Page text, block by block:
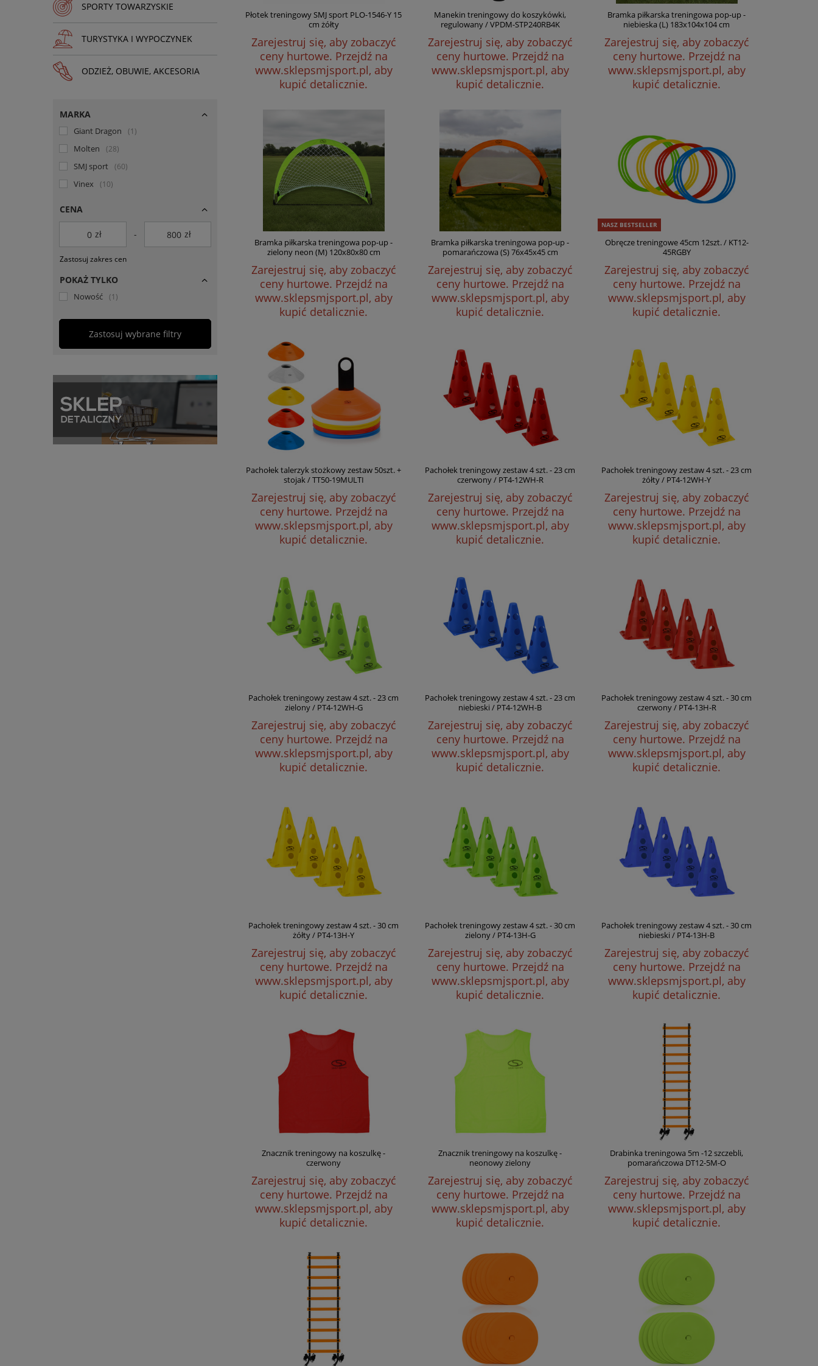
SPORTY TOWARZYSKIE
TURYSTYKA I WYPOCZYNEK
ODZIEŻ, OBUWIE, AKCESORIA
MARKA
Giant Dragon 1
Molten 28
SMJ sport 60
Vinex 10
CENA
zł - zł
Zastosuj zakres cen
POKAŻ TYLKO
Nowość 1
Zastosuj wybrane filtry
Płotek treningowy SMJ sport PLO-1546-Y 15
cm żółty
Zarejestruj się, aby zobaczyć
ceny hurtowe. Przejdź na
www.sklepsmjsport.pl, aby
kupić detalicznie.
Manekin treningowy do koszykówki,
regulowany / VPDM-STP240RB4K
Zarejestruj się, aby zobaczyć
ceny hurtowe. Przejdź na
www.sklepsmjsport.pl, aby
kupić detalicznie.
Bramka piłkarska treningowa pop-up -
niebieska (L) 183x104x104 cm
Zarejestruj się, aby zobaczyć
ceny hurtowe. Przejdź na
www.sklepsmjsport.pl, aby
kupić detalicznie.
Bramka piłkarska treningowa pop-up -
zielony neon (M) 120x80x80 cm
Zarejestruj się, aby zobaczyć
ceny hurtowe. Przejdź na
www.sklepsmjsport.pl, aby
kupić detalicznie.
Bramka piłkarska treningowa pop-up -
pomarańczowa (S) 76x45x45 cm
Zarejestruj się, aby zobaczyć
ceny hurtowe. Przejdź na
www.sklepsmjsport.pl, aby
kupić detalicznie.
NASZ BESTSELLER
Obręcze treningowe 45cm 12szt. / KT12-
45RGBY
Zarejestruj się, aby zobaczyć
ceny hurtowe. Przejdź na
www.sklepsmjsport.pl, aby
kupić detalicznie.
Pachołek talerzyk stożkowy zestaw 50szt. +
stojak / TT50-19MULTI
Zarejestruj się, aby zobaczyć
ceny hurtowe. Przejdź na
www.sklepsmjsport.pl, aby
kupić detalicznie.
Pachołek treningowy zestaw 4 szt. - 23 cm
czerwony / PT4-12WH-R
Zarejestruj się, aby zobaczyć
ceny hurtowe. Przejdź na
www.sklepsmjsport.pl, aby
kupić detalicznie.
Pachołek treningowy zestaw 4 szt. - 23 cm
żółty / PT4-12WH-Y
Zarejestruj się, aby zobaczyć
ceny hurtowe. Przejdź na
www.sklepsmjsport.pl, aby
kupić detalicznie.
Pachołek treningowy zestaw 4 szt. - 23 cm
zielony / PT4-12WH-G
Zarejestruj się, aby zobaczyć
ceny hurtowe. Przejdź na
www.sklepsmjsport.pl, aby
kupić detalicznie.
Pachołek treningowy zestaw 4 szt. - 23 cm
niebieski / PT4-12WH-B
Zarejestruj się, aby zobaczyć
ceny hurtowe. Przejdź na
www.sklepsmjsport.pl, aby
kupić detalicznie.
Pachołek treningowy zestaw 4 szt. - 30 cm
czerwony / PT4-13H-R
Zarejestruj się, aby zobaczyć
ceny hurtowe. Przejdź na
www.sklepsmjsport.pl, aby
kupić detalicznie.
Pachołek treningowy zestaw 4 szt. - 30 cm
żółty / PT4-13H-Y
Zarejestruj się, aby zobaczyć
ceny hurtowe. Przejdź na
www.sklepsmjsport.pl, aby
kupić detalicznie.
Pachołek treningowy zestaw 4 szt. - 30 cm
zielony / PT4-13H-G
Zarejestruj się, aby zobaczyć
ceny hurtowe. Przejdź na
www.sklepsmjsport.pl, aby
kupić detalicznie.
Pachołek treningowy zestaw 4 szt. - 30 cm
niebieski / PT4-13H-B
Zarejestruj się, aby zobaczyć
ceny hurtowe. Przejdź na
www.sklepsmjsport.pl, aby
kupić detalicznie.
Znacznik treningowy na koszulkę -
czerwony
Zarejestruj się, aby zobaczyć
ceny hurtowe. Przejdź na
www.sklepsmjsport.pl, aby
kupić detalicznie.
Znacznik treningowy na koszulkę -
neonowy zielony
Zarejestruj się, aby zobaczyć
ceny hurtowe. Przejdź na
www.sklepsmjsport.pl, aby
kupić detalicznie.
Drabinka treningowa 5m -12 szczebli,
pomarańczowa DT12-5M-O
Zarejestruj się, aby zobaczyć
ceny hurtowe. Przejdź na
www.sklepsmjsport.pl, aby
kupić detalicznie.